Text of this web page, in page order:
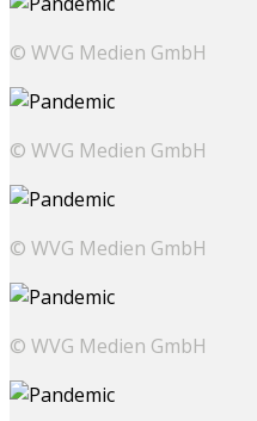
© WVG Medien GmbH
© WVG Medien GmbH
© WVG Medien GmbH
© WVG Medien GmbH